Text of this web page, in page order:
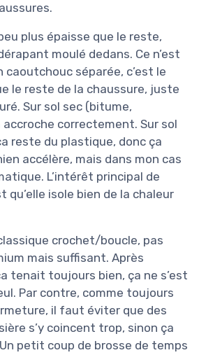
plus épaisse que le reste,
moulé dedans. Ce n’est
caoutchouc séparée, c’est le
le reste de la chaussure, juste
Sur sol sec (bitume,
accroche correctement. Sur sol
reste du plastique, donc ça
accélère, mais dans mon cas
L’intérêt principal de
qu’elle isole bien de la chaleur
crochet/boucle, pas
mais suffisant. Après
tenait toujours bien, ça ne s’est
Par contre, comme toujours
il faut éviter que des
s’y coincent trop, sinon ça
petit coup de brosse de temps